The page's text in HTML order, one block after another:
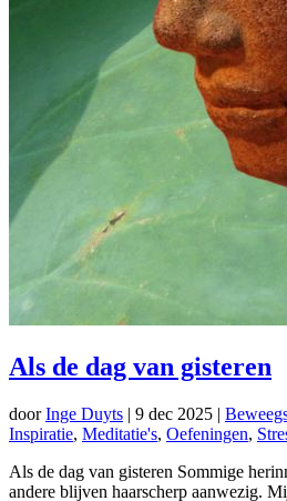
Als de dag van gisteren
doorInge Duyts | 9 dec 2025 |
Inspiratie, Meditatie's, Oefeningen,
Als de dag van gisteren Sommige
andere blijven haarscherp aanwezig.